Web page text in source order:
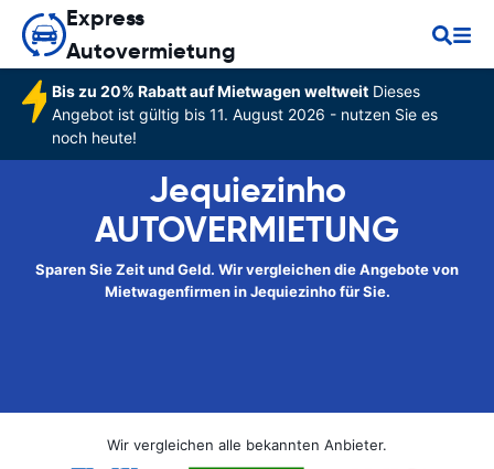
Express
Autovermietung
Bis zu 20% Rabatt auf Mietwagen weltweitDieses
Angebot ist gültig bis 11. August 2026 - nutzen Sie es
noch heute!
Jequiezinho
AUTOVERMIETUNG
Sparen Sie Zeit und Geld. Wir vergleichen die Angebote von
Mietwagenfirmen in Jequiezinho für Sie.
Wir vergleichen alle bekannten Anbieter.